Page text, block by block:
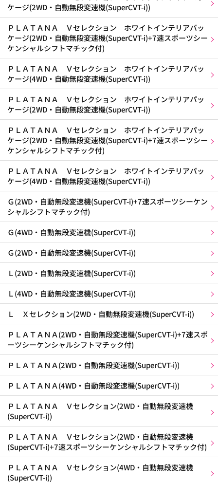
ケージ(2WD・自動無段変速機(SuperCVT-i))
ＰＬＡＴＡＮＡ Ｖセレクション ホワイトインテリアパッ
ケージ(2WD・自動無段変速機(SuperCVT-i)+7速スポーツシー
ケンシャルシフトマチック付)
ＰＬＡＴＡＮＡ Ｖセレクション ホワイトインテリアパッ
ケージ(4WD・自動無段変速機(SuperCVT-i))
ＰＬＡＴＡＮＡ Ｖセレクション ホワイトインテリアパッ
ケージ(2WD・自動無段変速機(SuperCVT-i))
ＰＬＡＴＡＮＡ Ｖセレクション ホワイトインテリアパッ
ケージ(2WD・自動無段変速機(SuperCVT-i)+7速スポーツシー
ケンシャルシフトマチック付)
ＰＬＡＴＡＮＡ Ｖセレクション ホワイトインテリアパッ
ケージ(4WD・自動無段変速機(SuperCVT-i))
Ｇ(2WD・自動無段変速機(SuperCVT-i)+7速スポーツシーケン
シャルシフトマチック付)
Ｇ(4WD・自動無段変速機(SuperCVT-i))
Ｇ(2WD・自動無段変速機(SuperCVT-i))
Ｌ(2WD・自動無段変速機(SuperCVT-i))
Ｌ(4WD・自動無段変速機(SuperCVT-i))
Ｌ Ｘセレクション(2WD・自動無段変速機(SuperCVT-i))
ＰＬＡＴＡＮＡ(2WD・自動無段変速機(SuperCVT-i)+7速スポ
ーツシーケンシャルシフトマチック付)
ＰＬＡＴＡＮＡ(2WD・自動無段変速機(SuperCVT-i))
ＰＬＡＴＡＮＡ(4WD・自動無段変速機(SuperCVT-i))
ＰＬＡＴＡＮＡ Ｖセレクション(2WD・自動無段変速機
(SuperCVT-i))
ＰＬＡＴＡＮＡ Ｖセレクション(2WD・自動無段変速機
(SuperCVT-i)+7速スポーツシーケンシャルシフトマチック付)
ＰＬＡＴＡＮＡ Ｖセレクション(4WD・自動無段変速機
(SuperCVT-i))